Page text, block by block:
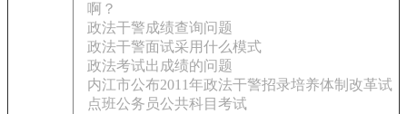
啊？
政法干警成绩查询问题
政法干警面试采用什么模式
政法考试出成绩的问题
内江市公布2011年政法干警招录培养体制改革试
点班公务员公共科目考试